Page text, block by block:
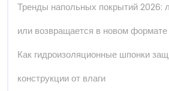
Тренды напольных покрытий 2026:
или возвращается в новом формате
Как гидроизоляционные шпонки
конструкции от влаги